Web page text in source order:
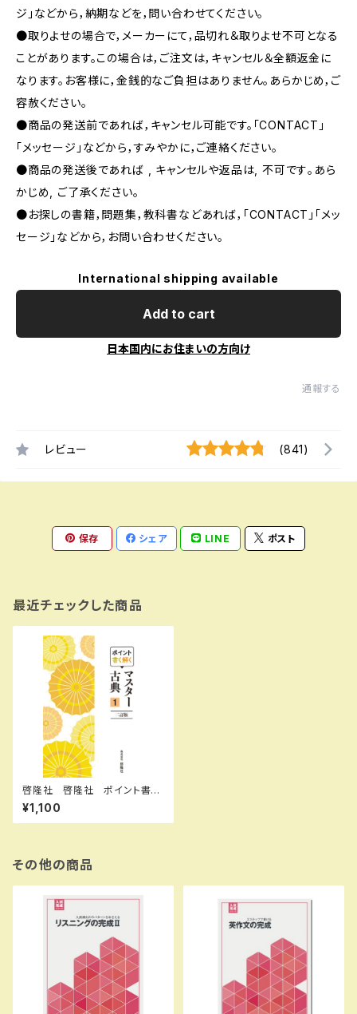
ジ」などから，納期などを，問い合わせてください。
●取りよせの場合で，メーカーにて，品切れ＆取りよせ不可となる
ことがあります。この場合は，ご注文は，キャンセル＆全額返金に
なります。お客様に，金銭的なご負担はありません。あらかじめ，ご
容赦ください。
●商品の発送前であれば，キャンセル可能です。「CONTACT」
「メッセージ」などから，すみやかに，ご連絡ください。
●商品の発送後であれば , キャンセルや返品は, 不可です｡あら
かじめ, ご了承ください｡
●お探しの書籍，問題集，教科書などあれば，「CONTACT」「メッ
セージ」などから，お問い合わせください。
International shipping available
Add to cart
日本国内にお住まいの方向け
通報する
レビュー (841)
保存 シェア LINE ポスト
最近チェックした商品
啓隆社 啓隆社 ポイント書く
解く マスター古典１ 二訂版 2
026年度版 新品 問題集本
体のみ 別冊解答なし 新品
N-10：B0H15WQSPF SKU：
004020606
¥1,100
その他の商品